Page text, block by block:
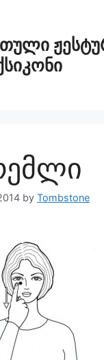
by Tombstone